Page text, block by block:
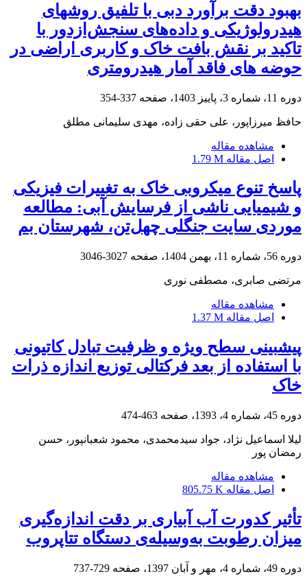
بهبود دقت برآورد دبی با تلفیق روش‏های
هیدرولوژیکی و داده‌های سنجش‌ازدور با
تاکید بر نقش بافت خاک و کاربری اراضی در
حوضه‏ های فاقد آمار هیدرومتری
دوره 11، شماره 3، پاییز 1403، صفحه 337-354
حافظ میرزاپور، علی حقی زاده، مهدی سلیمانی مطلق
مشاهده مقاله
اصل مقاله 1.79 M
پاسخ تنوع میکروبی خاک به تغییرات فیزیکی
و شیمیایی ناشی از فرسایش آبی: مطالعه
موردی سایت جنگلی چهل‌تن، شهرستان بم
دوره 56، شماره 11، بهمن 1404، صفحه 3027-3046
مرتضی صابری، مصطفی نوری
مشاهده مقاله
اصل مقاله 1.37 M
پیش‎بینی سطح ویژه و ظرفیت تبادل کاتیونی
با استفاده از بعد فرکتالی توزیع اندازه ذرات
خاک
دوره 45، شماره 4، 1393، صفحه 463-474
لیلا اسماعیل نژاد، جواد سیدمحمدی، محمود شعبانپور، حسن
رمضان پور
مشاهده مقاله
اصل مقاله 805.75 K
تأثیر کدورت آب آبیاری بر دقت اندازه‌گیری
میزان رطوبت به‌وسیله‌ی دستگاه تتاپروب
دوره 49، شماره 4، مهر و آبان 1397، صفحه 729-737